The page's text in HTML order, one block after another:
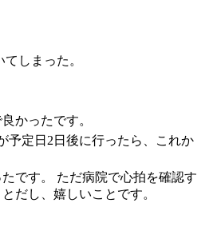
しまった。
かったです。
予定日2日後に行ったら、これか
です。 ただ病院で心拍を確認す
だし、嬉しいことです。